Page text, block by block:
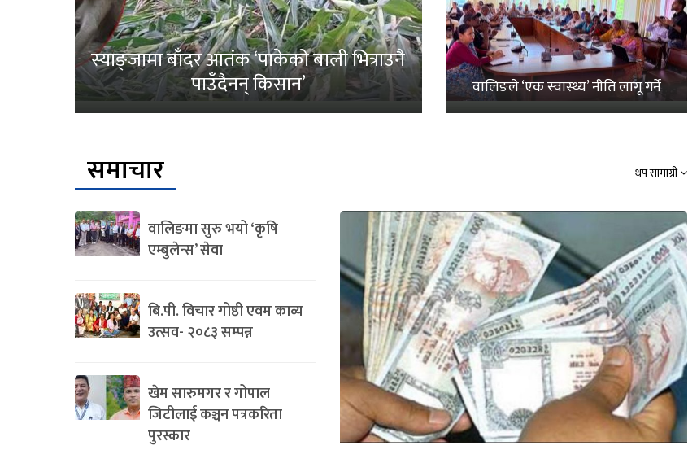
स्याङ्जामा बाँदर आतंक ‘पाकेको बाली भित्राउनै
पाउँदैनन् किसान’ वालिङले ‘एक स्वास्थ्य’ नीति लागू गर्ने
समाचार थप सामाग्री
वालिङमा सुरु भयो ‘कृषि
एम्बुलेन्स’ सेवा
बि.पी. विचार गोष्ठी एवम काव्य
उत्सव- २०८३ सम्पन्न
खेम सारुमगर र गोपाल
जिटीलाई कञ्चन पत्रकरिता
पुरस्कार